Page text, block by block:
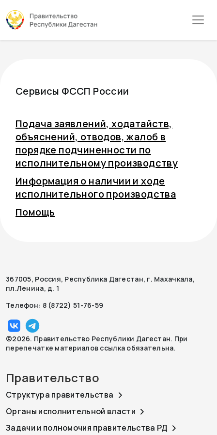
Сервисы ФССП России
Подача заявлений, ходатайств,
объяснений, отводов, жалоб в
порядке подчиненности по
исполнительному производству
Информация о наличии и ходе
исполнительного производства
Помощь
367005, Россия, Республика Дагестан, г. Махачкала,
пл.Ленина, д. 1
Телефон: 8 (8722) 51-76-59
©2026. Правительство Республики Дагестан. При
перепечатке материалов ссылка обязательна.
Правительство
Структура правительства
Органы исполнительной власти
Задачи и полномочия правительства РД